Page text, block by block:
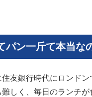
パン一斤て本当な
友銀行時代にロンドン
しく、毎日のランチが